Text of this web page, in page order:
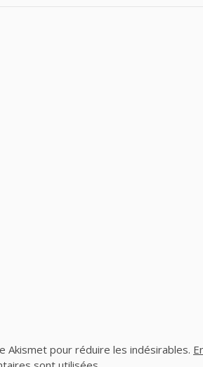
Akismet pour réduire les indésirables.